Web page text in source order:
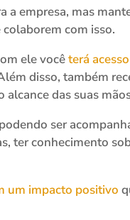
empresa, mas
com isso.
ele vocêterá
disso, também
alcance das suas
ser
ter conhecimento
um impacto positivo